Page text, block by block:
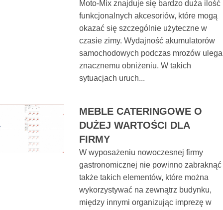
Moto-Mix znajduje się bardzo duża ilość
funkcjonalnych akcesoriów, które mogą
okazać się szczególnie użyteczne w
czasie zimy. Wydajność akumulatorów
samochodowych podczas mrozów ulega
znacznemu obniżeniu. W takich
sytuacjach uruch...
MEBLE CATERINGOWE O
DUŻEJ WARTOŚCI DLA
FIRMY
W wyposażeniu nowoczesnej firmy
gastronomicznej nie powinno zabraknąć
także takich elementów, które można
wykorzystywać na zewnątrz budynku,
między innymi organizując imprezę w